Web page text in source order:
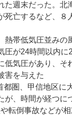
週末だった。北
死亡するなど、８
帯低気圧並みの
が24時間以内に
低気圧があり、そ
害を与えた
圏、甲信地区に
、時間が経つに
転倒事故などが